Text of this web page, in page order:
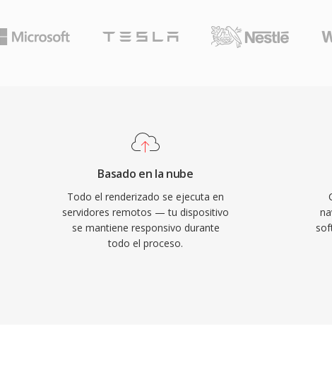
Basado en la nube
Todo el renderizado se ejecuta en
servidores remotos — tu dispositivo
se mantiene responsivo durante
todo el proceso.